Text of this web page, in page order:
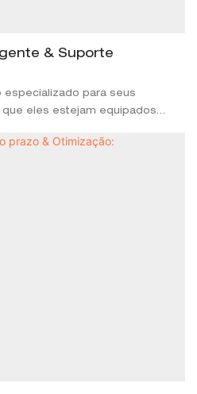
& Suporte
especializado para seus
eles estejam equipados
suporte permanece